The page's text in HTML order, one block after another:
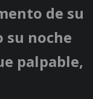
de su
su noche
palpable,